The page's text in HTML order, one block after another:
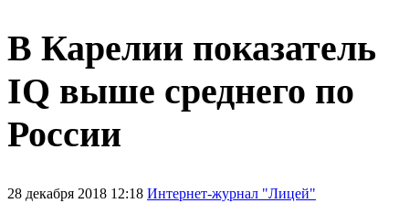
В Карелии показатель
IQ выше среднего по
России
28 декабря 2018 12:18 Интернет-журнал "Лицей"